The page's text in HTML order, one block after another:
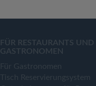
FÜR RESTAURANTS UND
GASTRONOMEN
Für Gastronomen
Tisch Reservierungsystem